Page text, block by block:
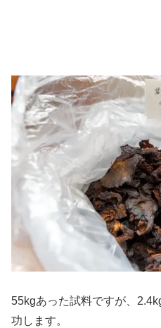
55kgあった試料ですが、
功します。